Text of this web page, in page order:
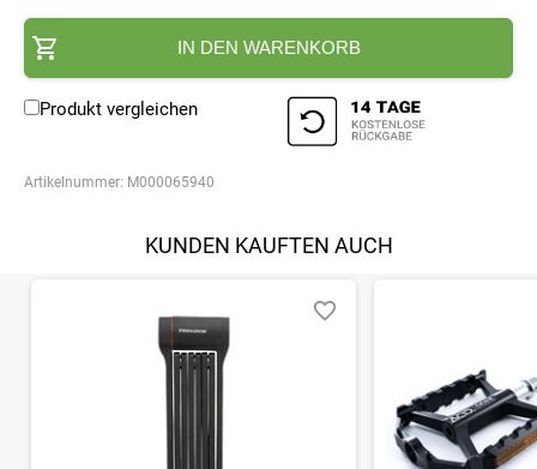
IN DEN WARENKORB
Produkt vergleichen
Artikelnummer: M000065940
KUNDEN KAUFTEN AUCH